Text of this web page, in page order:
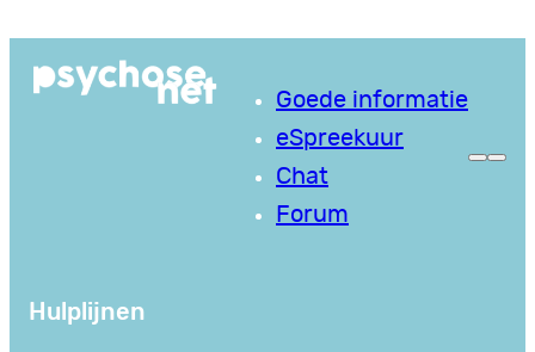
naar
Goede informatie
eSpreekuur
Chat
Forum
Hulplijnen